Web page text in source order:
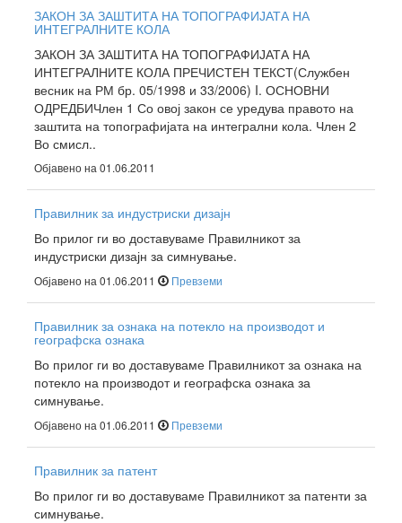
ЗАКОН ЗА ЗАШТИТА НА ТОПОГРАФИЈАТА НА
ИНТЕГРАЛНИТЕ КОЛА
ЗАКОН ЗА ЗАШТИТА НА ТОПОГРАФИЈАТА НА
ИНТЕГРАЛНИТЕ КОЛА ПРЕЧИСТЕН ТЕКСТ(Службен
весник на РМ бр. 05/1998 и 33/2006) I. ОСНОВНИ
ОДРЕДБИЧлен 1 Со овој закон се уредува правото на
заштита на топографијата на интегрални кола. Член 2
Во смисл..
Објавено на 01.06.2011
Правилник за индустриски дизајн
Во прилог ги во доставуваме Правилникот за
индустриски дизајн за симнување.
Објавено на 01.06.2011 Превземи
Правилник за ознака на потекло на производот и
географска ознака
Во прилог ги во доставуваме Правилникот за ознака на
потекло на производот и географска ознака за
симнување.
Објавено на 01.06.2011 Превземи
Правилник за патент
Во прилог ги во доставуваме Правилникот за патенти за
симнување.